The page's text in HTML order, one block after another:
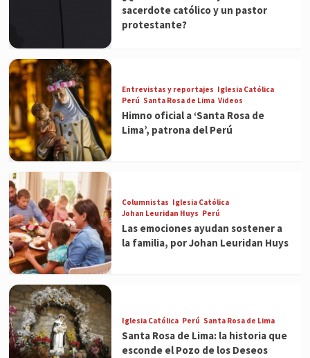
sacerdote católico y un pastor
protestante?
Entrevistas y reportajes Iglesia Católica
Perú Santa Rosa de Lima Videos
Himno oficial a ‘Santa Rosa de
Lima’, patrona del Perú
Columnistas Iglesia Católica
Johan Leuridan Huys Perú
Las emociones ayudan sostener a
la familia, por Johan Leuridan Huys
Iglesia Católica Perú Santa Rosa de Lima
Santa Rosa de Lima: la historia que
esconde el Pozo de los Deseos